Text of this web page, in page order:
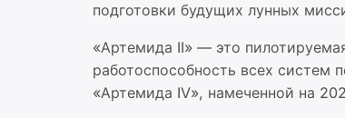
подготовки будущих лунных
«Артемида II» — это
работоспособность всех
«Артемида IV», намеченной на